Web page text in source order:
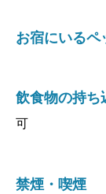
お宿にいるペ
飲食物の持ち
可
禁煙・喫煙